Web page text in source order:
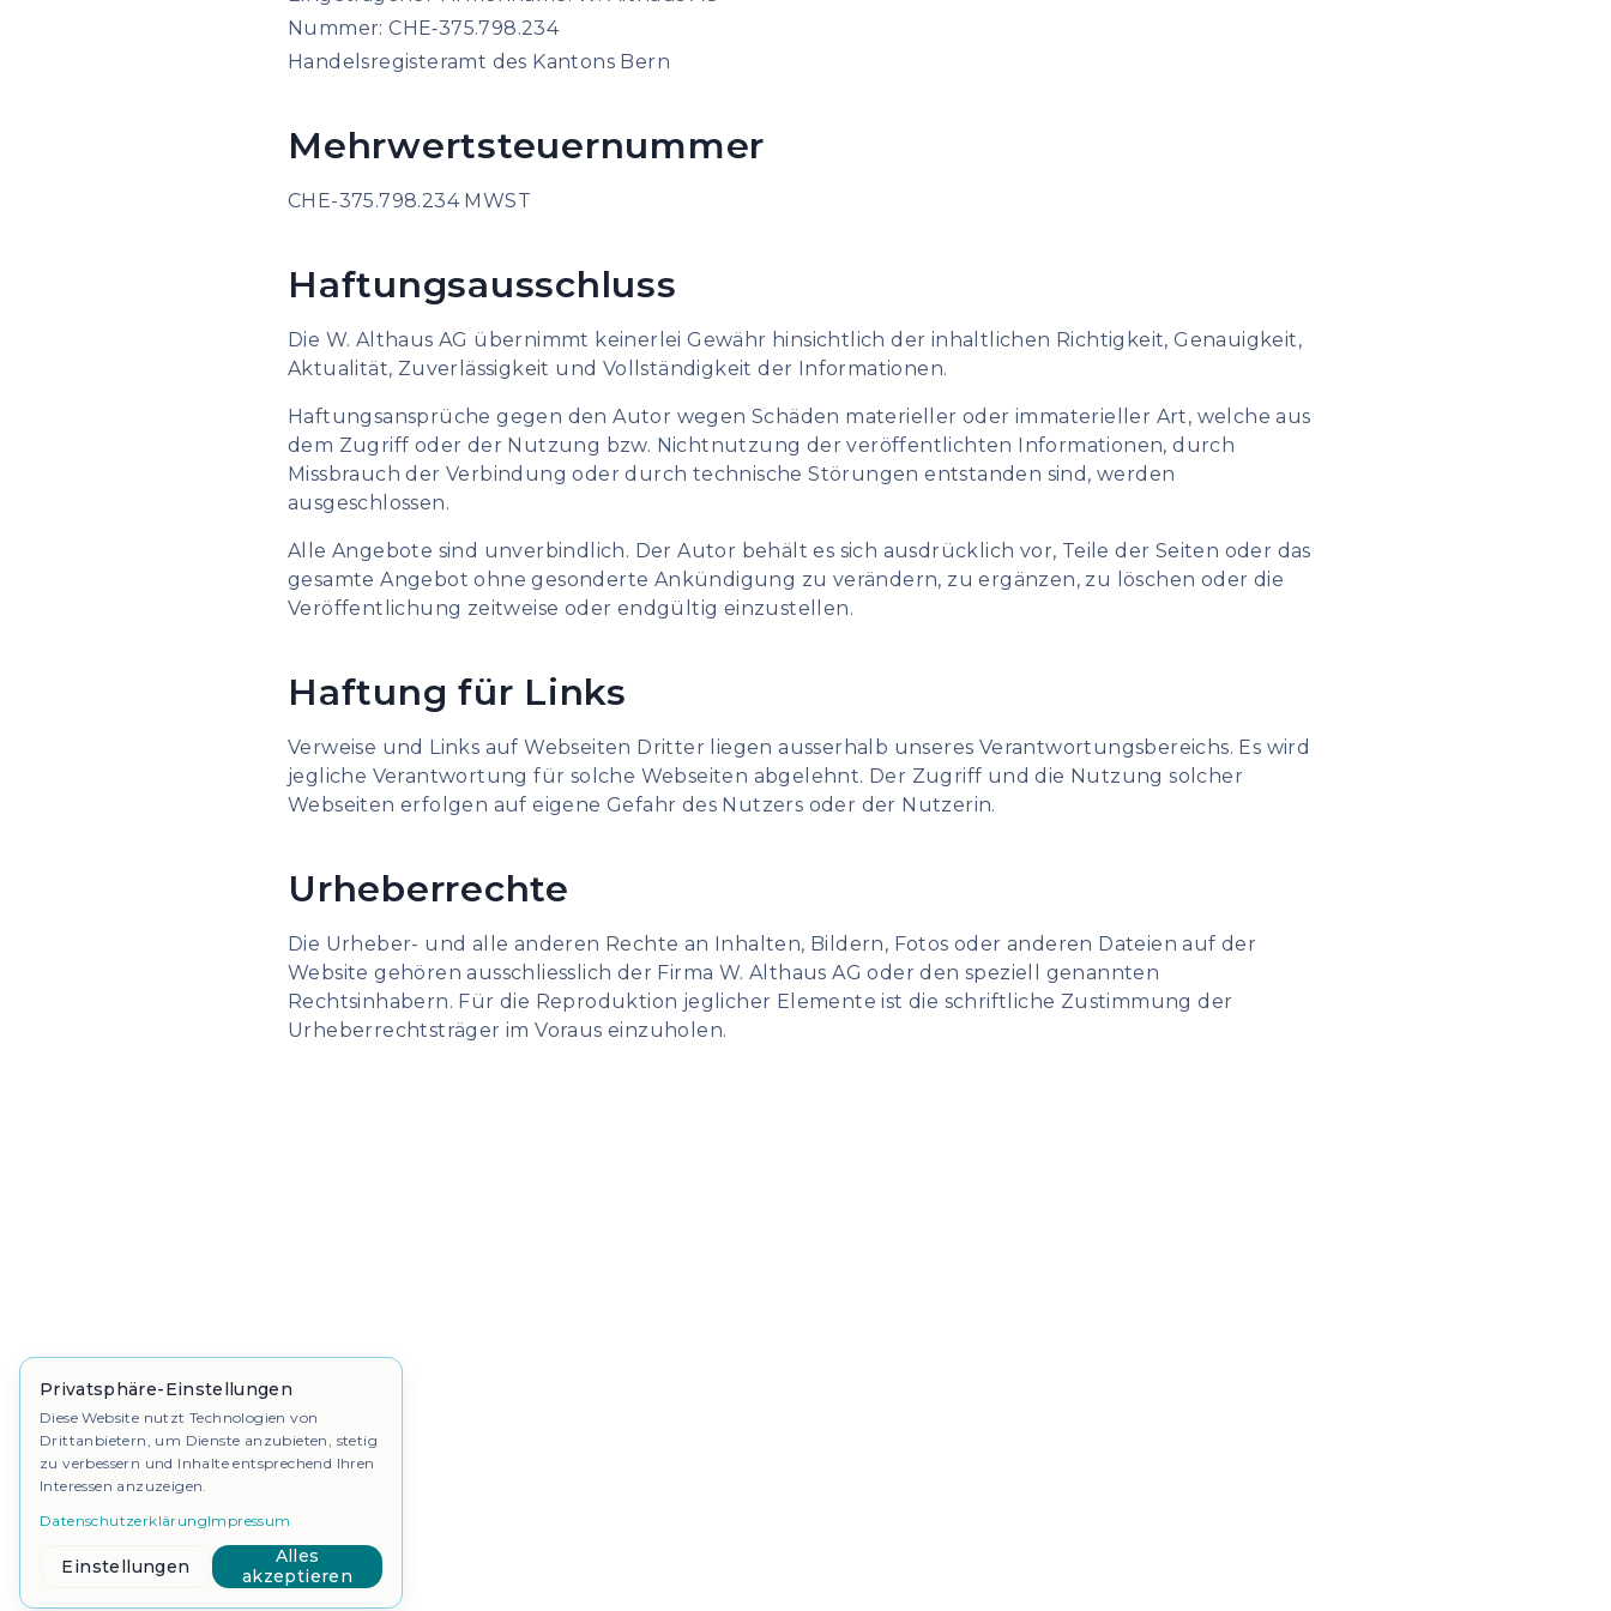
Nummer: CHE‑375.798.234
Handelsregisteramt des Kantons Bern
Mehrwertsteuernummer
CHE-375.798.234 MWST
Haftungsausschluss
Die W. Althaus AG übernimmt keinerlei Gewähr hinsichtlich der inhaltlichen Richtigkeit, Genauigkeit,
Aktualität, Zuverlässigkeit und Vollständigkeit der Informationen.
Haftungsansprüche gegen den Autor wegen Schäden materieller oder immaterieller Art, welche aus
dem Zugriff oder der Nutzung bzw. Nichtnutzung der veröffentlichten Informationen, durch
Missbrauch der Verbindung oder durch technische Störungen entstanden sind, werden
ausgeschlossen.
Alle Angebote sind unverbindlich. Der Autor behält es sich ausdrücklich vor, Teile der Seiten oder das
gesamte Angebot ohne gesonderte Ankündigung zu verändern, zu ergänzen, zu löschen oder die
Veröffentlichung zeitweise oder endgültig einzustellen.
Haftung für Links
Verweise und Links auf Webseiten Dritter liegen ausserhalb unseres Verantwortungsbereichs. Es wird
jegliche Verantwortung für solche Webseiten abgelehnt. Der Zugriff und die Nutzung solcher
Webseiten erfolgen auf eigene Gefahr des Nutzers oder der Nutzerin.
Urheberrechte
Die Urheber- und alle anderen Rechte an Inhalten, Bildern, Fotos oder anderen Dateien auf der
Website gehören ausschliesslich der Firma W. Althaus AG oder den speziell genannten
Rechtsinhabern. Für die Reproduktion jeglicher Elemente ist die schriftliche Zustimmung der
Urheberrechtsträger im Voraus einzuholen.
Privatsphäre-Einstellungen
Diese Website nutzt Technologien von
Drittanbietern, um Dienste anzubieten, stetig
zu verbessern und Inhalte entsprechend Ihren
Interessen anzuzeigen.
DatenschutzerklärungImpressum
Einstellungen
Alles
akzeptieren